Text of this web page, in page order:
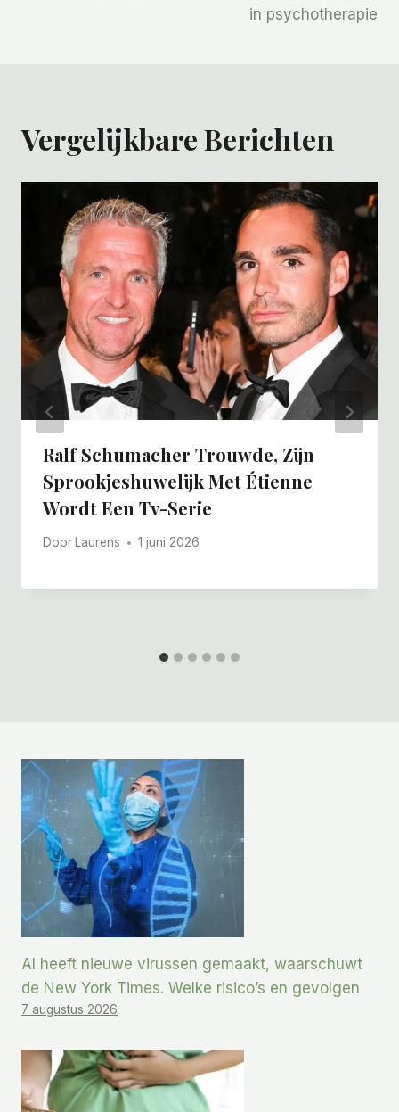
in psychotherapie
Vergelijkbare Berichten
Ralf Schumacher Trouwde, Zijn
Sprookjeshuwelijk Met Étienne
Wordt Een Tv-Serie
Door Laurens 1 juni 2026
AI heeft nieuwe virussen gemaakt, waarschuwt
de New York Times. Welke risico’s en gevolgen
7 augustus 2026